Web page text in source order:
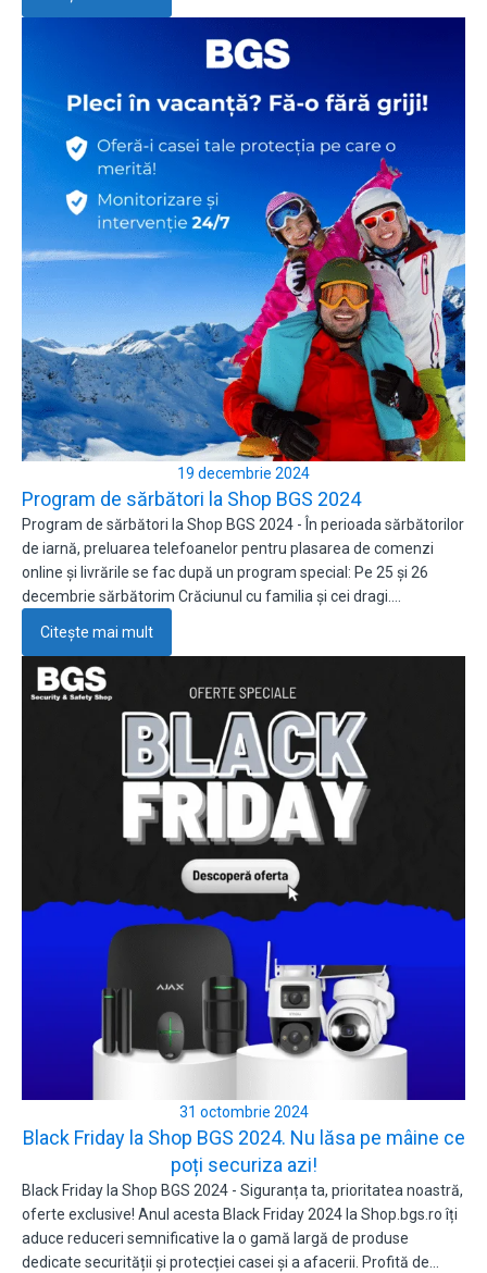
19 decembrie 2024
Program de sărbători la Shop BGS 2024
Program de sărbători la Shop BGS 2024 - În perioada sărbătorilor
de iarnă, preluarea telefoanelor pentru plasarea de comenzi
online și livrările se fac după un program special: Pe 25 și 26
decembrie sărbătorim Crăciunul cu familia și cei dragi.…
Citește mai mult
31 octombrie 2024
Black Friday la Shop BGS 2024. Nu lăsa pe mâine ce
poți securiza azi!
Black Friday la Shop BGS 2024 - Siguranța ta, prioritatea noastră,
oferte exclusive! Anul acesta Black Friday 2024 la Shop.bgs.ro îți
aduce reduceri semnificative la o gamă largă de produse
dedicate securității și protecției casei și a afacerii. Profită de…